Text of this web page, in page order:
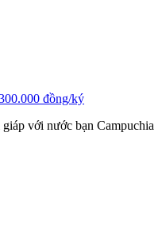
đồng/ký
với nước bạn Campuchia